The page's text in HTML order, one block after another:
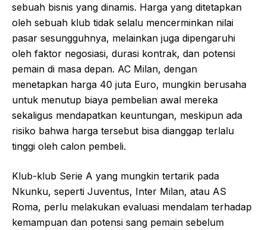
sebuah bisnis yang dinamis. Harga yang ditetapkan
oleh sebuah klub tidak selalu mencerminkan nilai
pasar sesungguhnya, melainkan juga dipengaruhi
oleh faktor negosiasi, durasi kontrak, dan potensi
pemain di masa depan. AC Milan, dengan
menetapkan harga 40 juta Euro, mungkin berusaha
untuk menutup biaya pembelian awal mereka
sekaligus mendapatkan keuntungan, meskipun ada
risiko bahwa harga tersebut bisa dianggap terlalu
tinggi oleh calon pembeli.
Klub-klub Serie A yang mungkin tertarik pada
Nkunku, seperti Juventus, Inter Milan, atau AS
Roma, perlu melakukan evaluasi mendalam terhadap
kemampuan dan potensi sang pemain sebelum